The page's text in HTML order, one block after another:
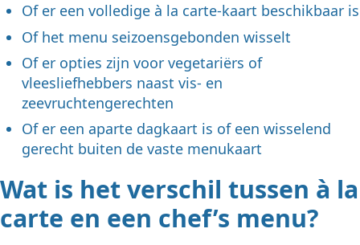
Of er een volledige à la carte-kaart beschikbaar is
Of het menu seizoensgebonden wisselt
Of er opties zijn voor vegetariërs of
vleesliefhebbers naast vis- en
zeevruchtengerechten
Of er een aparte dagkaart is of een wisselend
gerecht buiten de vaste menukaart
Wat is het verschil tussen à la
carte en een chef’s menu?